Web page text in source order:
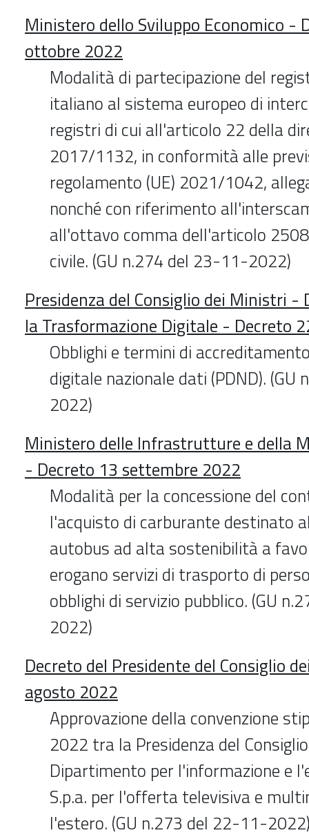
Ministero dello Sviluppo Economico -
ottobre 2022
Modalità di partecipazione del
italiano al sistema europeo di
registri di cui all'articolo 22 della
2017/1132, in conformità alle
regolamento (UE) 2021/1042,
nonché con riferimento
all'ottavo comma dell'articolo
civile. (GU n.274 del 23-11-2022)
Presidenza del Consiglio dei Ministri
la Trasformazione Digitale - Decreto
Obblighi e termini di
digitale nazionale dati (PDND).
2022)
Ministero delle Infrastrutture e della
- Decreto 13 settembre 2022
Modalità per la concessione del
l'acquisto di carburante destinato
autobus ad alta sostenibilità a
erogano servizi di trasporto di
obblighi di servizio pubblico. (GU
2022)
Decreto del Presidente del Consiglio
agosto 2022
Approvazione della convenzione
2022 tra la Presidenza del
Dipartimento per l'informazione e
S.p.a. per l'offerta televisiva e
l'estero. (GU n.273 del 22-11-